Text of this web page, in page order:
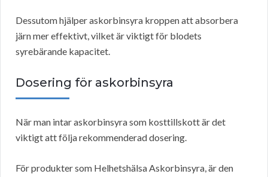
Dessutom hjälper askorbinsyra kroppen att absorbera
järn mer effektivt, vilket är viktigt för blodets
syrebärande kapacitet.
Dosering för askorbinsyra
När man intar askorbinsyra som kosttillskott är det
viktigt att följa rekommenderad dosering.
För produkter som Helhetshälsa Askorbinsyra, är den